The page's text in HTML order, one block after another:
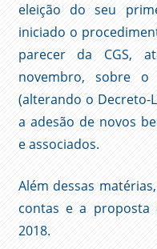
eleição do seu
iniciado o
parecer da CGS,
novembro, sobre
(alterando o Decreto-
a adesão de novos
e associados.
Além dessas
contas e a proposta
2018.